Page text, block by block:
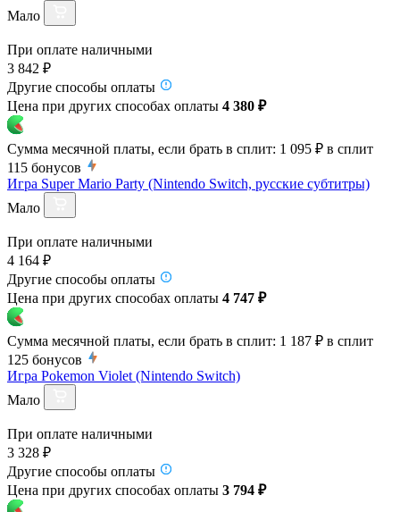
Мало
При оплате наличными
3 842 ₽
Другие способы оплаты
Цена при других способах оплаты 4 380 ₽
Сумма месячной платы, если брать в сплит: 1 095 ₽ в сплит
115 бонусов
Игра Super Mario Party (Nintendo Switch, русские субтитры)
Мало
При оплате наличными
4 164 ₽
Другие способы оплаты
Цена при других способах оплаты 4 747 ₽
Сумма месячной платы, если брать в сплит: 1 187 ₽ в сплит
125 бонусов
Игра Pokemon Violet (Nintendo Switch)
Мало
При оплате наличными
3 328 ₽
Другие способы оплаты
Цена при других способах оплаты 3 794 ₽